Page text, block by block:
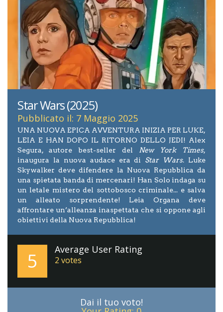
Star Wars (2025)
Pubblicato il: 7 Maggio 2025
UNA NUOVA EPICA AVVENTURA INIZIA PER LUKE,
LEIA E HAN DOPO IL RITORNO DELLO JEDI! Alex
Segura, autore best-seller del
New York Times,
inaugura la nuova audace era di Star Wars. Luke
Skywalker deve difendere la Nuova Repubblica da
una spietata banda di mercenari! Han Solo indaga su
un letale mistero del sottobosco criminale... e salva
un alleato sorprendente! Leia Organa deve
affrontare un’alleanza inaspettata che si oppone agli
obiettivi della Nuova Repubblica!
5 Average User Rating
2 votes
Dai il tuo voto!